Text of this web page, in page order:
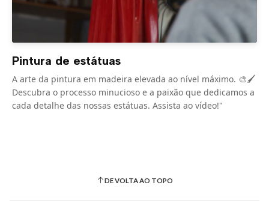
Pintura de estátuas
A arte da pintura em madeira elevada ao nível máximo. 🎨🖌️
Descubra o processo minucioso e a paixão que dedicamos a
cada detalhe das nossas estátuas. Assista ao vídeo!"
DE VOLTA AO TOPO